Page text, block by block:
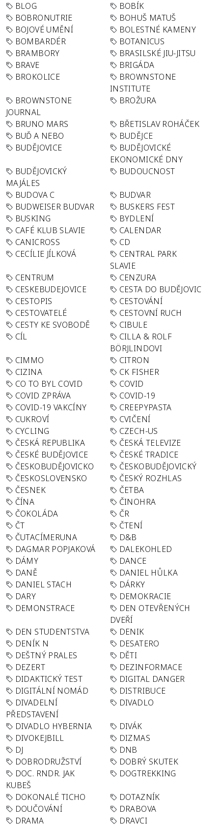
BLOG
BOBÍK
BOBRONUTRIE
BOHUŠ MATUŠ
BOJOVÉ UMĚNÍ
BOLESTNÉ KAMENY
BOMBARDÉR
BOTANICUS
BRAMBORY
BRASILSKÉ JIU-JITSU
BRAVE
BRIGÁDA
BROKOLICE
BROWNSTONE
INSTITUTE
BROWNSTONE
JOURNAL
BROŽURA
BRUNO MARS
BŘETISLAV ROHÁČEK
BUĎ A NEBO
BUDĚJCE
BUDĚJOVICE
BUDĚJOVICKÉ
EKONOMICKÉ DNY
BUDĚJOVICKÝ
MAJÁLES
BUDOUCNOST
BUDOVA C
BUDVAR
BUDWEISER BUDVAR
BUSKERS FEST
BUSKING
BYDLENÍ
CAFÉ KLUB SLAVIE
CALENDAR
CANICROSS
CD
CECÍLIE JÍLKOVÁ
CENTRAL PARK
SLAVIE
CENTRUM
CENZURA
CESKEBUDEJOVICE
CESTA DO BUDĚJOVIC
CESTOPIS
CESTOVÁNÍ
CESTOVATELÉ
CESTOVNÍ RUCH
CESTY KE SVOBODĚ
CIBULE
CÍL
CILLA & ROLF
BÖRJLINDOVI
CIMMO
CITRON
CIZINA
CK FISHER
CO TO BYL COVID
COVID
COVID ZPRÁVA
COVID-19
COVID-19 VAKCÍNY
CREEPYPASTA
CUKROVÍ
CVIČENÍ
CYCLING
CZECH-US
ČESKÁ REPUBLIKA
ČESKÁ TELEVIZE
ČESKÉ BUDĚJOVICE
ČESKÉ TRADICE
ČESKOBUDĚJOVICKO
ČESKOBUDĚJOVICKÝ
ČESKOSLOVENSKO
ČESKÝ ROZHLAS
ČESNEK
ČETBA
ČÍNA
ČINOHRA
ČOKOLÁDA
ČR
ČT
ČTENÍ
ČUTACÍMERUNA
D&B
DAGMAR POPJAKOVÁ
DALEKOHLED
DÁMY
DANCE
DANĚ
DANIEL HŮLKA
DANIEL STACH
DÁRKY
DARY
DEMOKRACIE
DEMONSTRACE
DEN OTEVŘENÝCH
DVEŘÍ
DEN STUDENTSTVA
DENIK
DENÍK N
DESATERO
DEŠTNÝ PRALES
DĚTI
DEZERT
DEZINFORMACE
DIDAKTICKÝ TEST
DIGITAL DANGER
DIGITÁLNÍ NOMÁD
DISTRIBUCE
DIVADELNÍ
PŘEDSTAVENÍ
DIVADLO
DIVADLO HYBERNIA
DIVÁK
DIVOKEJBILL
DIZMAS
DJ
DNB
DOBRODRUŽSTVÍ
DOBRÝ SKUTEK
DOC. RNDR. JAK
KUBEŠ
DOGTREKKING
DOKONALÉ TICHO
DOTAZNÍK
DOUČOVÁNÍ
DRABOVA
DRAMA
DRAVCI